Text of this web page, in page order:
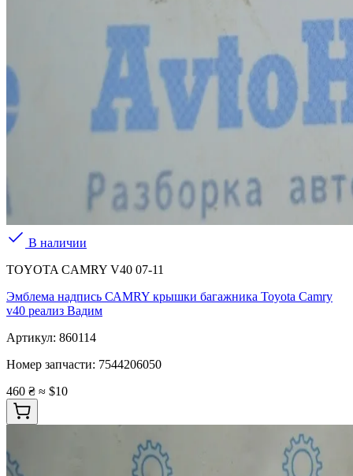
В наличии
TOYOTA CAMRY V40 07-11
Эмблема надпись САMRY крышки багажника Toyota Camry
v40 реализ Вадим
Артикул: 860114
Номер запчасти: 7544206050
460 ₴ ≈ $10